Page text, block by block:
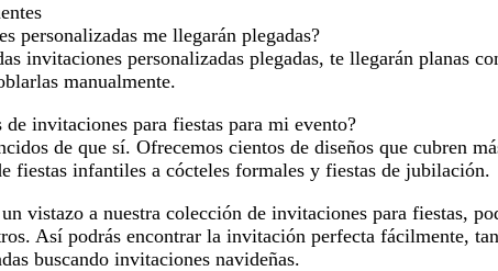
personalizadas me llegarán plegadas?
invitaciones personalizadas plegadas, te llegarán planas
manualmente.
de invitaciones para fiestas para mi evento?
de que sí. Ofrecemos cientos de diseños que cubren
fiestas infantiles a cócteles formales y fiestas de jubilación.
vistazo a nuestra colección de invitaciones para fiestas,
Así podrás encontrar la invitación perfecta fácilmente,
buscando invitaciones navideñas.